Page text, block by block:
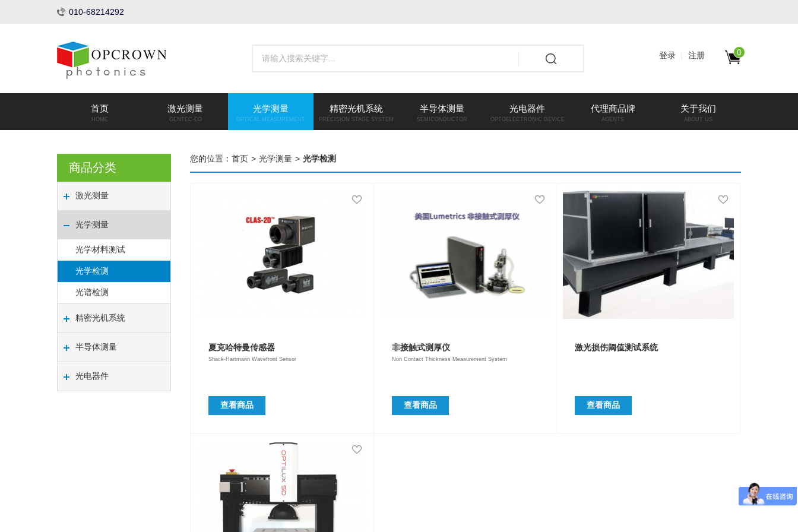
010-68214292
登录 注册 0
首页
HOME
激光测量
GENTEC-EO
光学测量
OPTICAL MEASUREMENT
精密光机系统
PRECISION STAGE SYSTEM
半导体测量
SEMICONDUCTOR
光电器件
OPTOELECTRONIC DEVICE
代理商品牌
AGENTS
关于我们
ABOUT US
商品分类
激光测量
光学测量
光学材料测试
光学检测
光谱检测
精密光机系统
半导体测量
光电器件
您的位置： 首页 > 光学测量 > 光学检测
夏克哈特曼传感器
Shack-Hartmann Wavefront Sensor
查看商品
非接触式测厚仪
Non Contact Thickness Measurement System
查看商品
激光损伤阈值测试系统
查看商品